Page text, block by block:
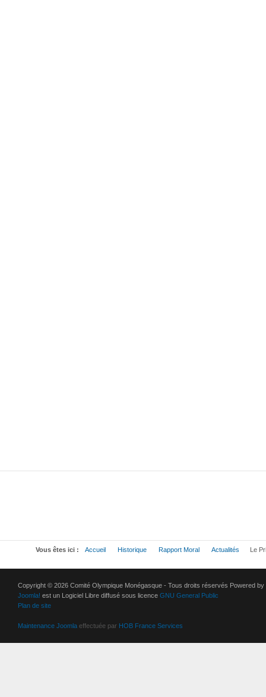
Vous êtes ici : Accueil Historique Rapport Moral Actualités Le
Copyright © 2026 Comité Olympique Monégasque - Tous droits réservés Powered by
Joomla! est un Logiciel Libre diffusé sous licence GNU General Public
Plan de site
Maintenance Joomla effectuée par HOB France Services